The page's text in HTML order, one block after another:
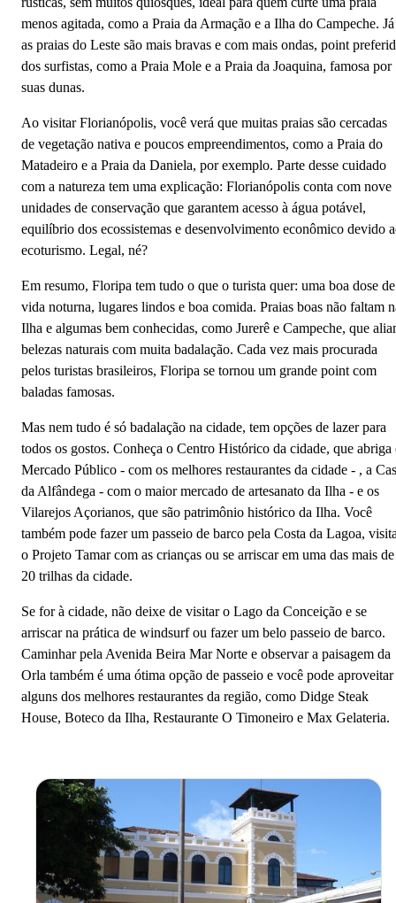
menos agitada, como a Praia da Armação e a Ilha do Campeche. Já
as praias do Leste são mais bravas e com mais ondas, point
dos surfistas, como a Praia Mole e a Praia da Joaquina, famosa por
suas dunas.
Ao visitar Florianópolis, você verá que muitas praias são cercadas
de vegetação nativa e poucos empreendimentos, como a Praia do
Matadeiro e a Praia da Daniela, por exemplo. Parte desse cuidado
com a natureza tem uma explicação: Florianópolis conta com nove
unidades de conservação que garantem acesso à água potável,
equilíbrio dos ecossistemas e desenvolvimento econômico devido
ecoturismo. Legal, né?
Em resumo, Floripa tem tudo o que o turista quer: uma boa dose de
vida noturna, lugares lindos e boa comida. Praias boas não faltam
Ilha e algumas bem conhecidas, como Jurerê e Campeche, que
belezas naturais com muita badalação. Cada vez mais procurada
pelos turistas brasileiros, Floripa se tornou um grande point com
baladas famosas.
Mas nem tudo é só badalação na cidade, tem opções de lazer para
todos os gostos. Conheça o Centro Histórico da cidade, que abriga
Mercado Público - com os melhores restaurantes da cidade - , a
da Alfândega - com o maior mercado de artesanato da Ilha - e os
Vilarejos Açorianos, que são patrimônio histórico da Ilha. Você
também pode fazer um passeio de barco pela Costa da Lagoa,
o Projeto Tamar com as crianças ou se arriscar em uma das mais de
20 trilhas da cidade.
Se for à cidade, não deixe de visitar o Lago da Conceição e se
arriscar na prática de windsurf ou fazer um belo passeio de barco.
Caminhar pela Avenida Beira Mar Norte e observar a paisagem da
Orla também é uma ótima opção de passeio e você pode aproveitar
alguns dos melhores restaurantes da região, como Didge Steak
House, Boteco da Ilha, Restaurante O Timoneiro e Max Gelateria.